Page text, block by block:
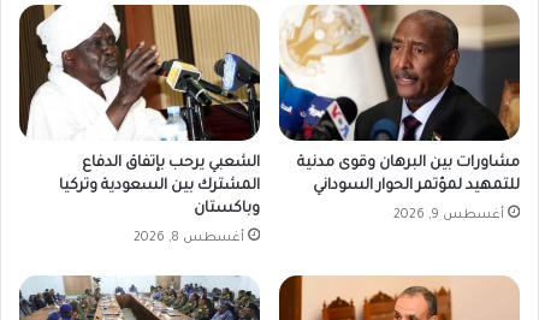
مشاورات بين البرهان وقوى مدنية
للتمهيد لمؤتمر الحوار السوداني
أغسطس 9, 2026
الشعبي يرحب بإتفاق الدفاع
المشترك بين السعودية وتركيا
وباكستان
أغسطس 8, 2026